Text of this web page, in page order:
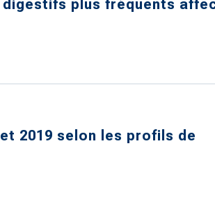
plus fréquents
2019 selon les profils de